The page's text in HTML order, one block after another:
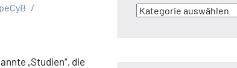
„Studien“, die